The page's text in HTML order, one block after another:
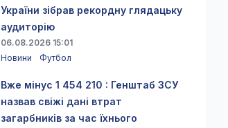
України зібрав рекордну глядацьку
аудиторію
06.08.2026 15:01
Новини
Футбол
Вже мінус 1 454 210 : Генштаб ЗСУ
назвав свіжі дані втрат
загарбників за час їхнього